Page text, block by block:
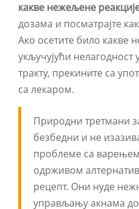
какве нежељене
дозама и посматрајте
Ако осетите било какве
укључујући нелагодност
тракту, прекините са
са лекаром.
Природни третмани
безбедни и не
проблеме са
одрживом
рецепт. Они нуде
управљању акнама